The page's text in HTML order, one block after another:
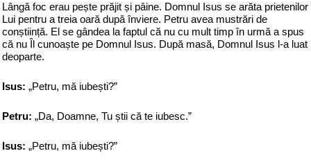
Lângă foc erau pește prăjit și pâine. Domnul Isus se arăta prietenilor
Lui pentru a treia oară după înviere. Petru avea mustrări de
conștiință. El se gândea la faptul că nu cu mult timp în urmă a spus
că nu Îl cunoaște pe Domnul Isus. După masă, Domnul Isus l-a luat
deoparte.
Isus: „Petru, mă iubești?”
Petru: „Da, Doamne, Tu știi că te iubesc.”
Isus: „Petru, mă iubești?”